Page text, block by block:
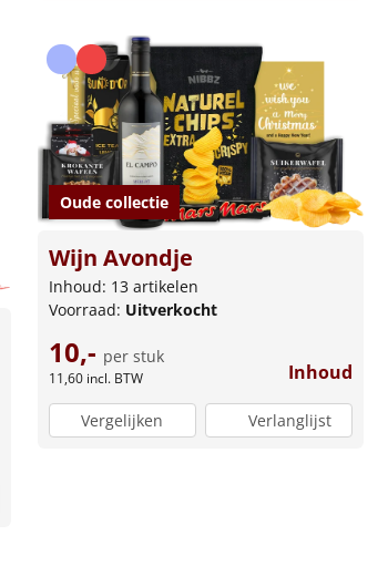
Oude collectie
Wijn Avondje
Inhoud: 13 artikelen
Voorraad: Uitverkocht
10,- per stuk
11,60 incl. BTW Inhoud
Vergelijken Verlanglijst